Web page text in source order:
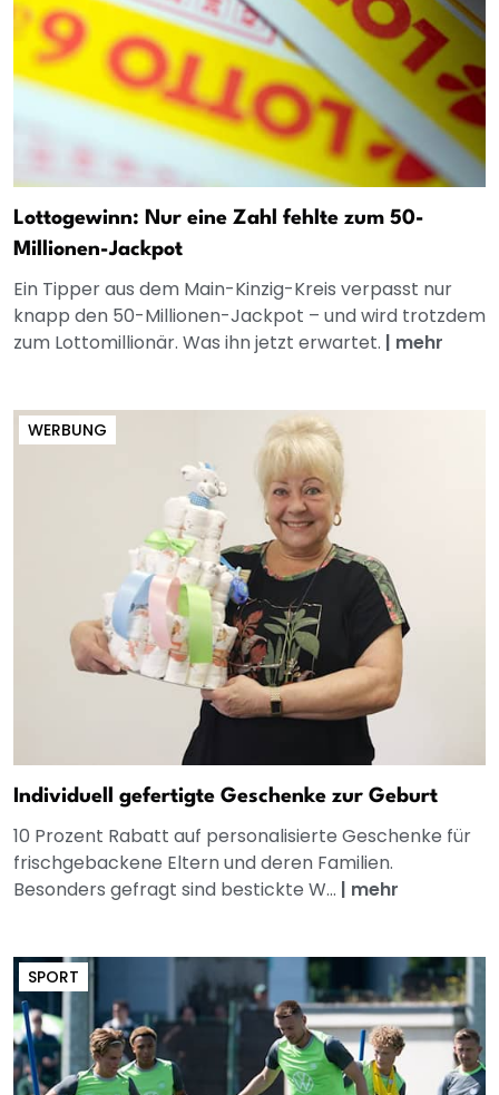
Lottogewinn: Nur eine Zahl fehlte zum 50-
Millionen-Jackpot
Ein Tipper aus dem Main-Kinzig-Kreis verpasst nur
knapp den 50-Millionen-Jackpot – und wird trotzdem
zum Lottomillionär. Was ihn jetzt erwartet. | mehr
WERBUNG
Individuell gefertigte Geschenke zur Geburt
10 Prozent Rabatt auf personalisierte Geschenke für
frischgebackene Eltern und deren Familien.
Besonders gefragt sind bestickte W... | mehr
SPORT